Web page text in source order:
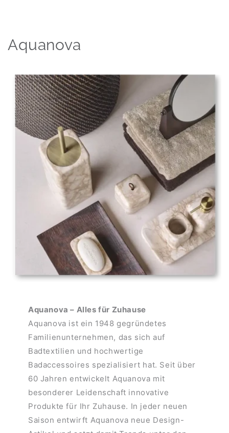
Aquanova
Aquanova – Alles für Zuhause
Aquanova ist ein 1948 gegründetes
Familienunternehmen, das sich auf
Badtextilien und hochwertige
Badaccessoires spezialisiert hat. Seit über
60 Jahren entwickelt Aquanova mit
besonderer Leidenschaft innovative
Produkte für Ihr Zuhause. In jeder neuen
Saison entwirft Aquanova neue Design-